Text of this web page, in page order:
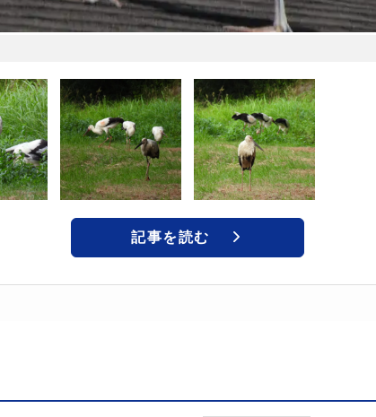
記事を読む